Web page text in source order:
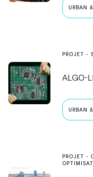
URBAN
PROJET -
ALGO-
URBAN
PROJET -